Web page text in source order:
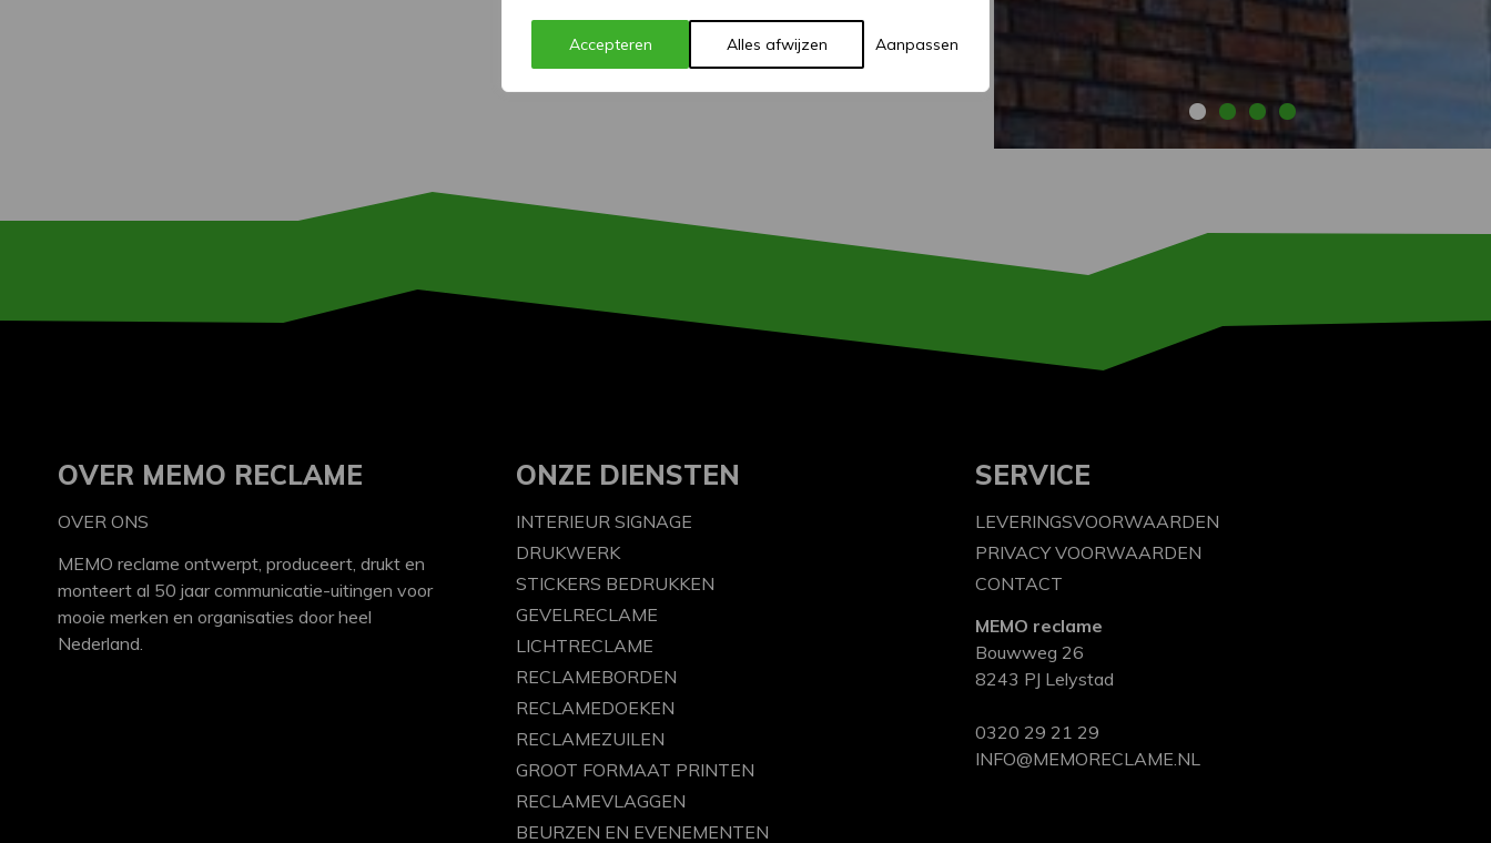
Aanpassen
Alles afwijzen
Accepteren
OVER MEMO RECLAME
OVER ONS
MEMO reclame ontwerpt, produceert, drukt en
monteert al 50 jaar communicatie-uitingen voor
mooie merken en organisaties door heel
Nederland.
ONZE DIENSTEN
INTERIEUR SIGNAGE
DRUKWERK
STICKERS BEDRUKKEN
GEVELRECLAME
LICHTRECLAME
RECLAMEBORDEN
RECLAMEDOEKEN
RECLAMEZUILEN
GROOT FORMAAT PRINTEN
RECLAMEVLAGGEN
BEURZEN EN EVENEMENTEN
SERVICE
LEVERINGSVOORWAARDEN
PRIVACY VOORWAARDEN
CONTACT
MEMO reclame
Bouwweg 26
8243 PJ Lelystad
0320 29 21 29
INFO@MEMORECLAME.NL